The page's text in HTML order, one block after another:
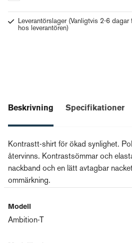
Leverantörslager (Vanligtvis 2-6
hos leverantören)
Beskrivning Specifikationer
Kontrastt-shirt för ökad synlighet.
återvinns. Kontrastsömmar och
nackband och en lätt avtagbar
ommärkning.
Modell
Ambition-T